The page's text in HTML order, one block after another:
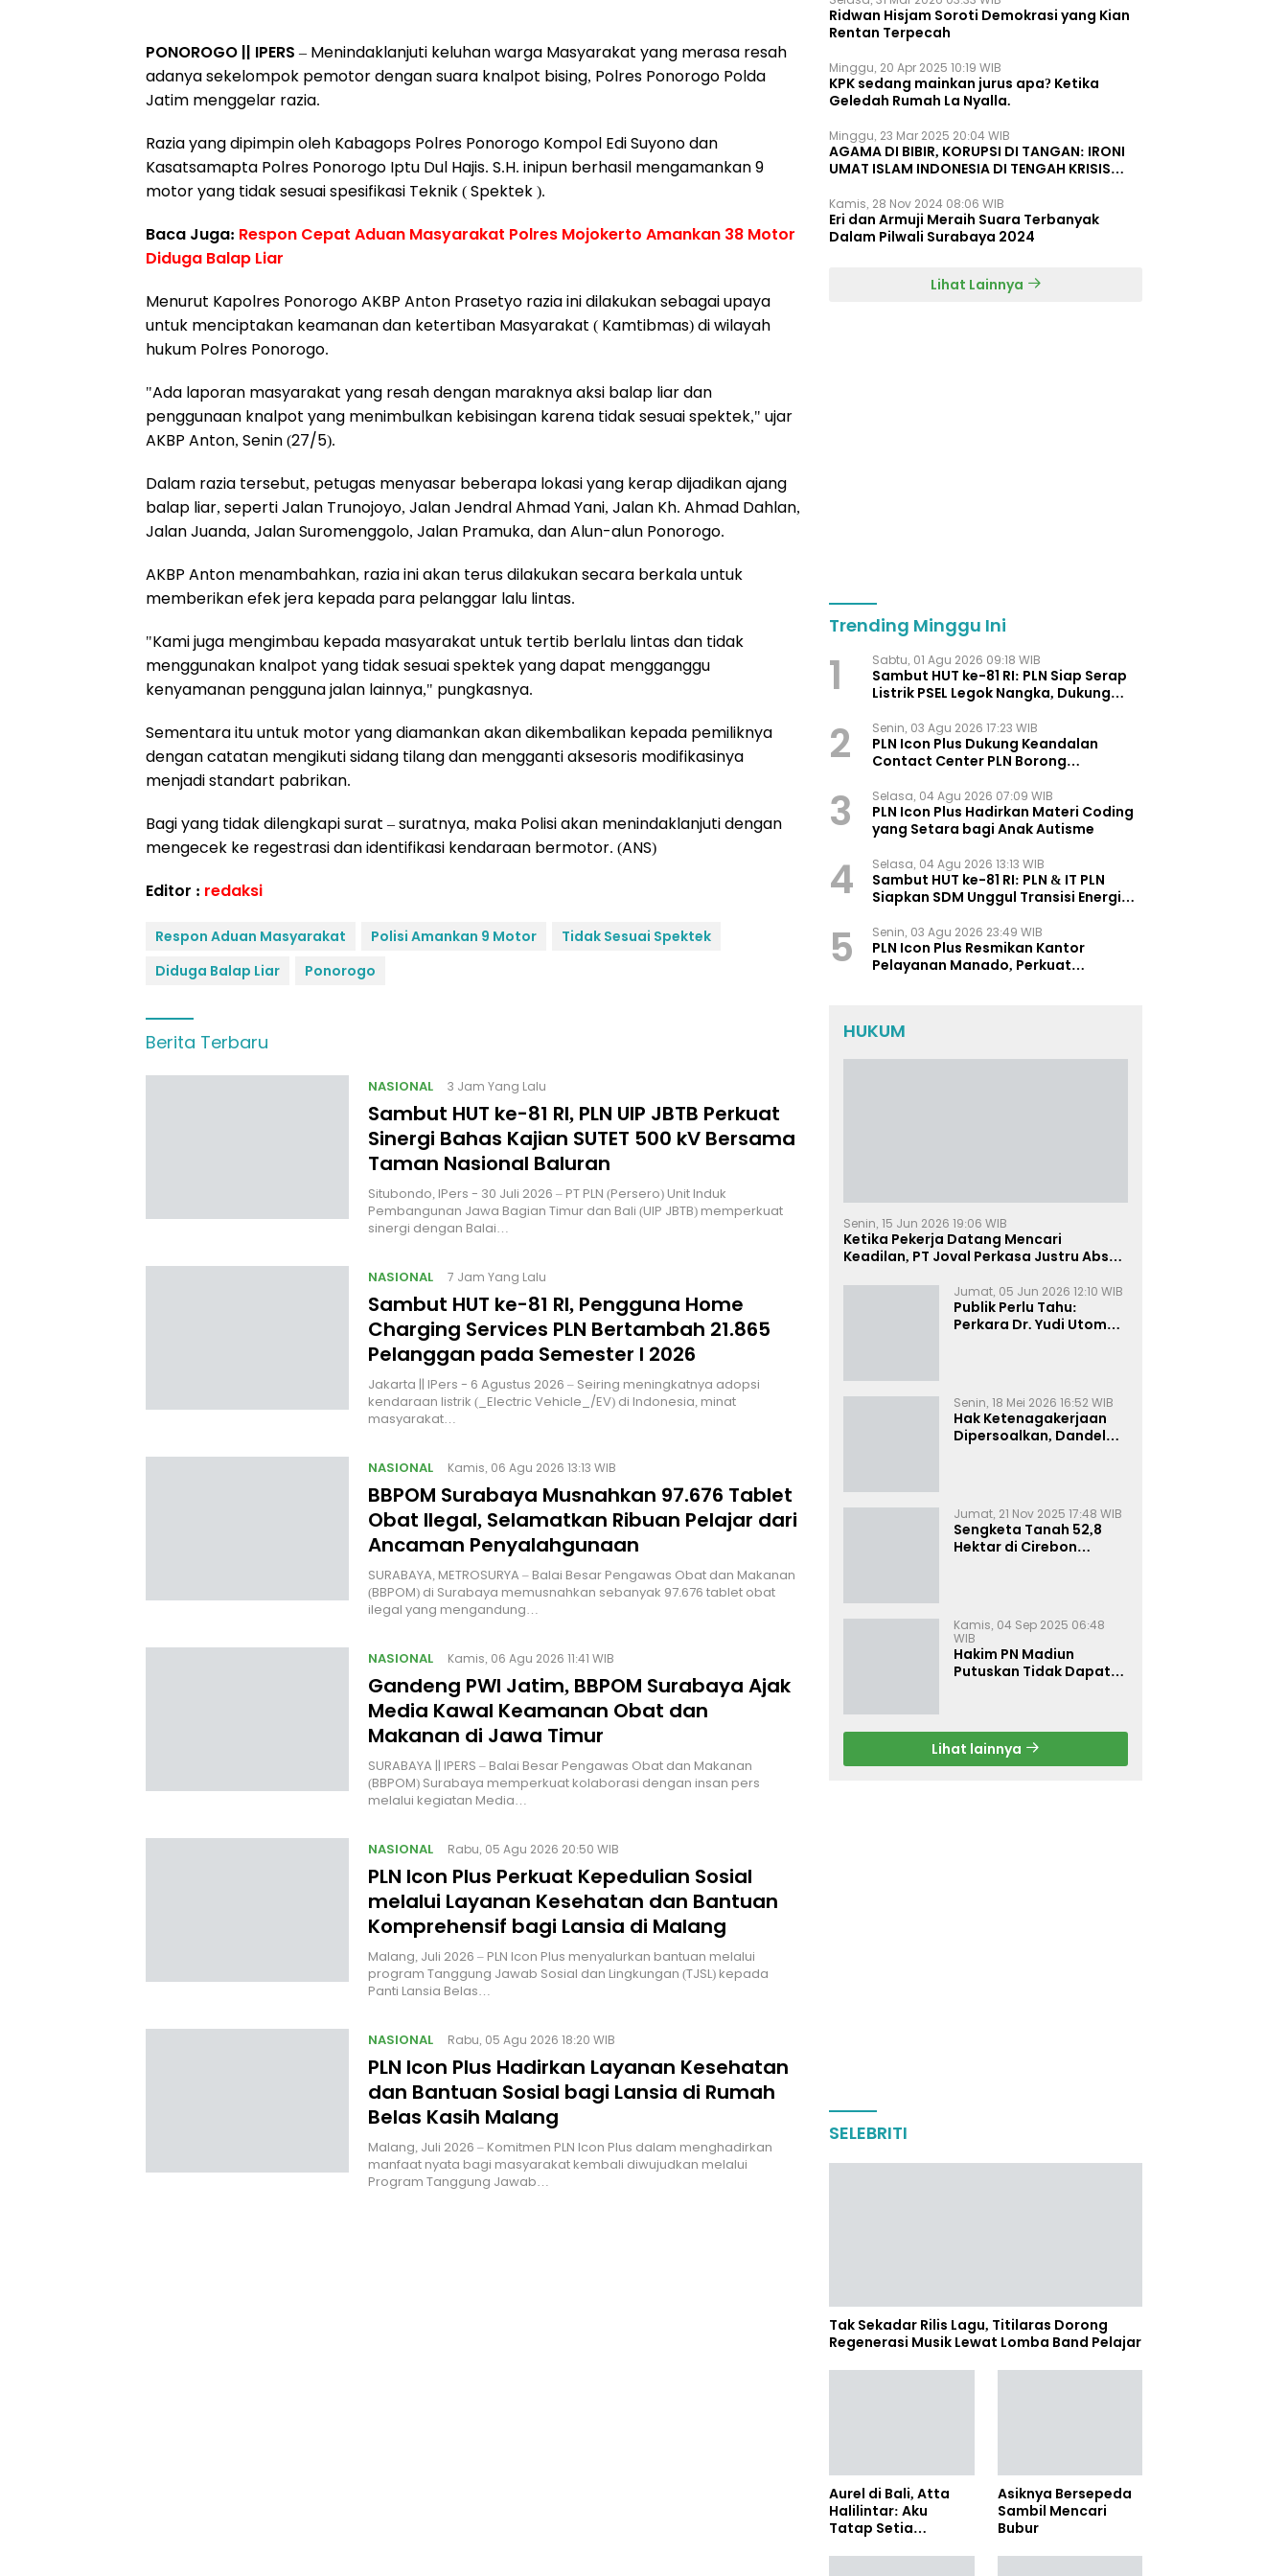
PONOROGO || IPERS – Menindaklanjuti keluhan warga Masyarakat yang merasa resah
adanya sekelompok pemotor dengan suara knalpot bising, Polres Ponorogo Polda
Jatim menggelar razia.
Razia yang dipimpin oleh Kabagops Polres Ponorogo Kompol Edi Suyono dan
Kasatsamapta Polres Ponorogo Iptu Dul Hajis. S.H. inipun berhasil mengamankan 9
motor yang tidak sesuai spesifikasi Teknik ( Spektek ).
Baca Juga: Respon Cepat Aduan Masyarakat Polres Mojokerto Amankan 38 Motor
Diduga Balap Liar
Menurut Kapolres Ponorogo AKBP Anton Prasetyo razia ini dilakukan sebagai upaya
untuk menciptakan keamanan dan ketertiban Masyarakat ( Kamtibmas) di wilayah
hukum Polres Ponorogo.
"Ada laporan masyarakat yang resah dengan maraknya aksi balap liar dan
penggunaan knalpot yang menimbulkan kebisingan karena tidak sesuai spektek," ujar
AKBP Anton, Senin (27/5).
Dalam razia tersebut, petugas menyasar beberapa lokasi yang kerap dijadikan ajang
balap liar, seperti Jalan Trunojoyo, Jalan Jendral Ahmad Yani, Jalan Kh. Ahmad Dahlan,
Jalan Juanda, Jalan Suromenggolo, Jalan Pramuka, dan Alun-alun Ponorogo.
AKBP Anton menambahkan, razia ini akan terus dilakukan secara berkala untuk
memberikan efek jera kepada para pelanggar lalu lintas.
"Kami juga mengimbau kepada masyarakat untuk tertib berlalu lintas dan tidak
menggunakan knalpot yang tidak sesuai spektek yang dapat mengganggu
kenyamanan pengguna jalan lainnya," pungkasnya.
Sementara itu untuk motor yang diamankan akan dikembalikan kepada pemiliknya
dengan catatan mengikuti sidang tilang dan mengganti aksesoris modifikasinya
menjadi standart pabrikan.
Bagi yang tidak dilengkapi surat – suratnya, maka Polisi akan menindaklanjuti dengan
mengecek ke regestrasi dan identifikasi kendaraan bermotor. (ANS)
Editor : redaksi
Respon Aduan Masyarakat Polisi Amankan 9 Motor
Tidak Sesuai Spektek
Diduga Balap Liar
Ponorogo
Berita Terbaru
NASIONAL 3 Jam Yang Lalu
Sambut HUT ke-81 RI, PLN UIP JBTB Perkuat
Sinergi Bahas Kajian SUTET 500 kV Bersama
Taman Nasional Baluran
Situbondo, IPers - 30 Juli 2026 – PT PLN (Persero) Unit Induk
Pembangunan Jawa Bagian Timur dan Bali (UIP JBTB) memperkuat
sinergi dengan Balai…
NASIONAL 7 Jam Yang Lalu
Sambut HUT ke-81 RI, Pengguna Home
Charging Services PLN Bertambah 21.865
Pelanggan pada Semester I 2026
Jakarta || IPers - 6 Agustus 2026 – Seiring meningkatnya adopsi
kendaraan listrik (_Electric Vehicle_/EV) di Indonesia, minat
masyarakat…
NASIONAL Kamis, 06 Agu 2026 13:13 WIB
BBPOM Surabaya Musnahkan 97.676 Tablet
Obat Ilegal, Selamatkan Ribuan Pelajar dari
Ancaman Penyalahgunaan
SURABAYA, METROSURYA – Balai Besar Pengawas Obat dan Makanan
(BBPOM) di Surabaya memusnahkan sebanyak 97.676 tablet obat
ilegal yang mengandung…
NASIONAL Kamis, 06 Agu 2026 11:41 WIB
Gandeng PWI Jatim, BBPOM Surabaya Ajak
Media Kawal Keamanan Obat dan
Makanan di Jawa Timur
SURABAYA || IPERS – Balai Besar Pengawas Obat dan Makanan
(BBPOM) Surabaya memperkuat kolaborasi dengan insan pers
melalui kegiatan Media…
NASIONAL Rabu, 05 Agu 2026 20:50 WIB
PLN Icon Plus Perkuat Kepedulian Sosial
melalui Layanan Kesehatan dan Bantuan
Komprehensif bagi Lansia di Malang
Malang, Juli 2026 – PLN Icon Plus menyalurkan bantuan melalui
program Tanggung Jawab Sosial dan Lingkungan (TJSL) kepada
Panti Lansia Belas…
NASIONAL Rabu, 05 Agu 2026 18:20 WIB
PLN Icon Plus Hadirkan Layanan Kesehatan
dan Bantuan Sosial bagi Lansia di Rumah
Belas Kasih Malang
Malang, Juli 2026 – Komitmen PLN Icon Plus dalam menghadirkan
manfaat nyata bagi masyarakat kembali diwujudkan melalui
Program Tanggung Jawab…
Ridwan Hisjam Soroti Demokrasi yang Kian
Rentan Terpecah
Minggu, 20 Apr 2025 10:19 WIB
KPK sedang mainkan jurus apa? Ketika
Geledah Rumah La Nyalla.
Minggu, 23 Mar 2025 20:04 WIB
AGAMA DI BIBIR, KORUPSI DI TANGAN: IRONI
UMAT ISLAM INDONESIA DI TENGAH KRISIS
Kamis, 28 Nov 2024 08:06 WIB
Eri dan Armuji Meraih Suara Terbanyak
Dalam Pilwali Surabaya 2024
Lihat Lainnya
Trending Minggu Ini
1 Sabtu, 01 Agu 2026 09:18 WIB
Sambut HUT ke-81 RI: PLN Siap Serap
Listrik PSEL Legok Nangka, Dukung
2 Senin, 03 Agu 2026 17:23 WIB
PLN Icon Plus Dukung Keandalan
Contact Center PLN Borong
3 Selasa, 04 Agu 2026 07:09 WIB
PLN Icon Plus Hadirkan Materi Coding
yang Setara bagi Anak Autisme
4 Selasa, 04 Agu 2026 13:13 WIB
Sambut HUT ke-81 RI: PLN & IT PLN
Siapkan SDM Unggul Transisi Energi
bagi Siswa SMA
5 Senin, 03 Agu 2026 23:49 WIB
PLN Icon Plus Resmikan Kantor
Pelayanan Manado, Perkuat
HUKUM
Senin, 15 Jun 2026 19:06 WIB
Ketika Pekerja Datang Mencari
Keadilan, PT Joval Perkasa Justru Absen
Jumat, 05 Jun 2026 12:10 WIB
Publik Perlu Tahu:
Perkara Dr. Yudi Utomo
Resmi
Senin, 18 Mei 2026 16:52 WIB
Hak Ketenagakerjaan
Dipersoalkan, Dandel
Jumat, 21 Nov 2025 17:48 WIB
Sengketa Tanah 52,8
Hektar di Cirebon
Kamis, 04 Sep 2025 06:48
WIB
Hakim PN Madiun
Putuskan Tidak Dapat
Lihat lainnya
SELEBRITI
Tak Sekadar Rilis Lagu, Titilaras Dorong
Regenerasi Musik Lewat Lomba Band Pelajar
Aurel di Bali, Atta
Halilintar: Aku
Tatap Setia
Asiknya Bersepeda
Sambil Mencari
Bubur